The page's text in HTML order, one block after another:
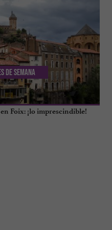
Foix: ¡lo imprescindible!
de semana